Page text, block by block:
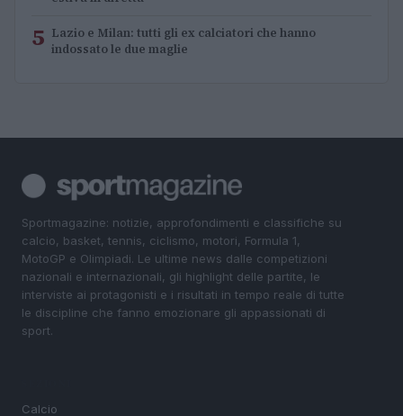
5 Lazio e Milan: tutti gli ex calciatori che hanno
indossato le due maglie
Sportmagazine: notizie, approfondimenti e classifiche su
calcio, basket, tennis, ciclismo, motori, Formula 1,
MotoGP e Olimpiadi. Le ultime news dalle competizioni
nazionali e internazionali, gli highlight delle partite, le
interviste ai protagonisti e i risultati in tempo reale di tutte
le discipline che fanno emozionare gli appassionati di
sport.
Calcio